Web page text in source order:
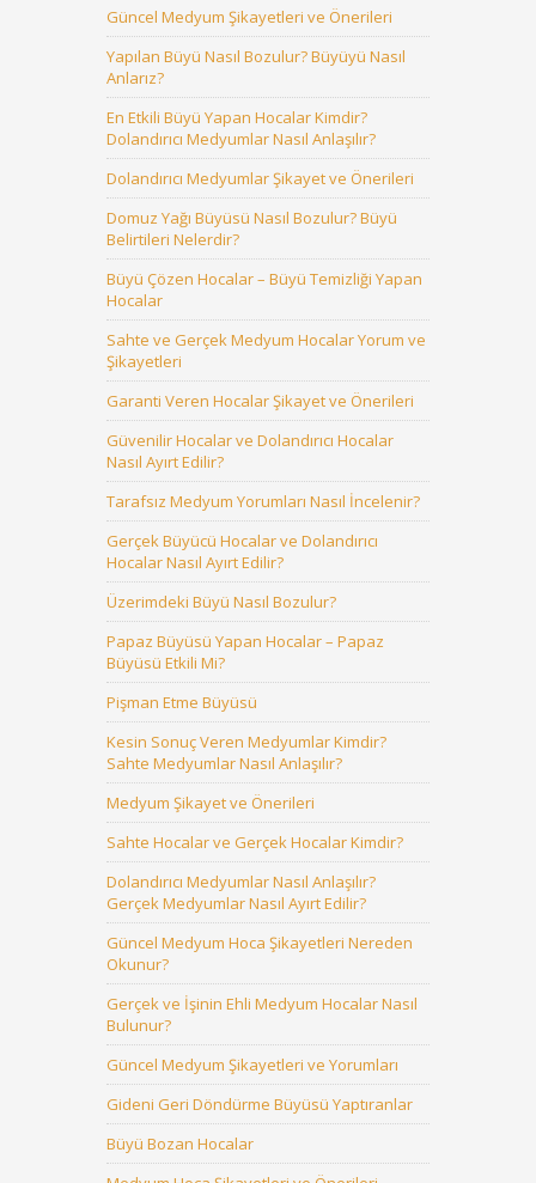
Güncel Medyum Şikayetleri ve Önerileri
Yapılan Büyü Nasıl Bozulur? Büyüyü Nasıl
Anlarız?
En Etkili Büyü Yapan Hocalar Kimdir?
Dolandırıcı Medyumlar Nasıl Anlaşılır?
Dolandırıcı Medyumlar Şikayet ve Önerileri
Domuz Yağı Büyüsü Nasıl Bozulur? Büyü
Belirtileri Nelerdir?
Büyü Çözen Hocalar – Büyü Temizliği Yapan
Hocalar
Sahte ve Gerçek Medyum Hocalar Yorum ve
Şikayetleri
Garanti Veren Hocalar Şikayet ve Önerileri
Güvenilir Hocalar ve Dolandırıcı Hocalar
Nasıl Ayırt Edilir?
Tarafsız Medyum Yorumları Nasıl İncelenir?
Gerçek Büyücü Hocalar ve Dolandırıcı
Hocalar Nasıl Ayırt Edilir?
Üzerimdeki Büyü Nasıl Bozulur?
Papaz Büyüsü Yapan Hocalar – Papaz
Büyüsü Etkili Mi?
Pişman Etme Büyüsü
Kesin Sonuç Veren Medyumlar Kimdir?
Sahte Medyumlar Nasıl Anlaşılır?
Medyum Şikayet ve Önerileri
Sahte Hocalar ve Gerçek Hocalar Kimdir?
Dolandırıcı Medyumlar Nasıl Anlaşılır?
Gerçek Medyumlar Nasıl Ayırt Edilir?
Güncel Medyum Hoca Şikayetleri Nereden
Okunur?
Gerçek ve İşinin Ehli Medyum Hocalar Nasıl
Bulunur?
Güncel Medyum Şikayetleri ve Yorumları
Gideni Geri Döndürme Büyüsü Yaptıranlar
Büyü Bozan Hocalar